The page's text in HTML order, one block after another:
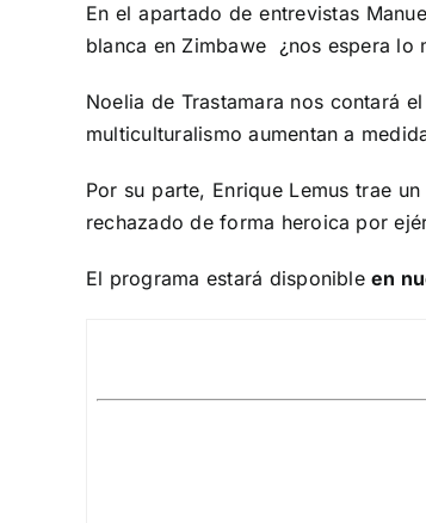
En el apartado de entrevistas
blanca en Zimbawe ¿nos espera lo
Noelia de Trastamara nos contará
multiculturalismo aumentan a
Por su parte, Enrique Lemus trae
rechazado de forma heroica por
El programa estará disponibleen